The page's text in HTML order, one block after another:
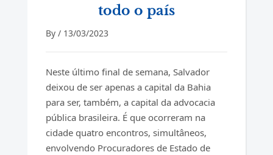
todo o país
By / 13/03/2023
Neste último final de semana, Salvador
deixou de ser apenas a capital da Bahia
para ser, também, a capital da advocacia
pública brasileira. É que ocorreram na
cidade quatro encontros, simultâneos,
envolvendo Procuradores de Estado de